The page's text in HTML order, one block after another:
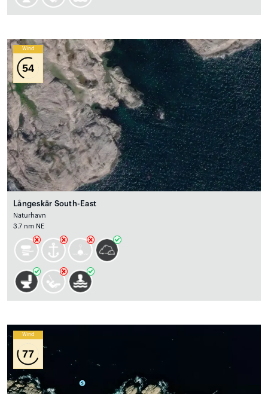
Wind
54
Långeskär South-East
Naturhavn
3.7 nm NE
Wind
77